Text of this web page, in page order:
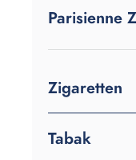
Parisienne
Zigaretten
Tabak